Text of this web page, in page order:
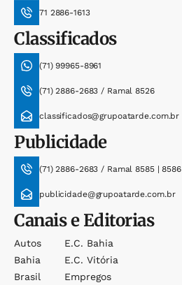
71 2886-1613
Classificados
(71) 99965-8961
(71) 2886-2683 / Ramal 8526
classificados@grupoatarde.com.br
Publicidade
(71) 2886-2683 / Ramal 8585 | 8586
publicidade@grupoatarde.com.br
Canais e Editorias
Autos
Bahia
Brasil
E.c. Bahia
E.c. Vitória
Empregos